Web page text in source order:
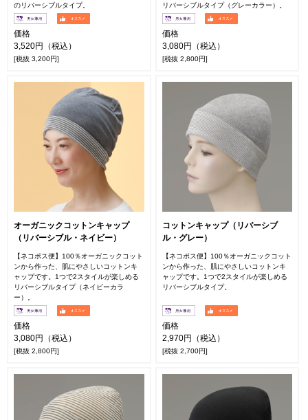
のリバーシブルタイプ。
価格
3,520円（税込）
[税抜 3,200円]
リバーシブルタイプ（グレーカラー）。
価格
3,080円（税込）
[税抜 2,800円]
オーガニックコットンキャップ
（リバーシブル・ネイビー）
【ネコポス便】100％オーガニックコット
ンから作った、肌にやさしいコットンキ
ャップです。1つで2スタイルが楽しめる
リバーシブルタイプ（ネイビーカラ
ー）。
価格
3,080円（税込）
[税抜 2,800円]
コットンキャップ（リバーシブ
ル・グレー）
【ネコポス便】100％オーガニックコット
ンから作った、肌にやさしいコットンキ
ャップです。1つで2スタイルが楽しめる
リバーシブルタイプ。
価格
2,970円（税込）
[税抜 2,700円]